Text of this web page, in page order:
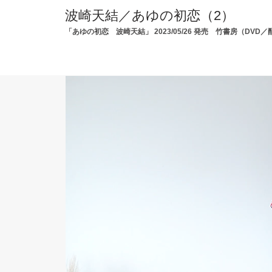
波崎天結／あゆの初恋（2）
「あゆの初恋 波崎天結」 2023/05/26 発売 竹書房（DVD／